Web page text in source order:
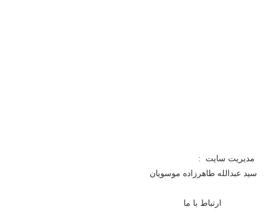
مدیریت سایت :
سید عبدالله طاهرزاده موسویان
ارتباط با ما